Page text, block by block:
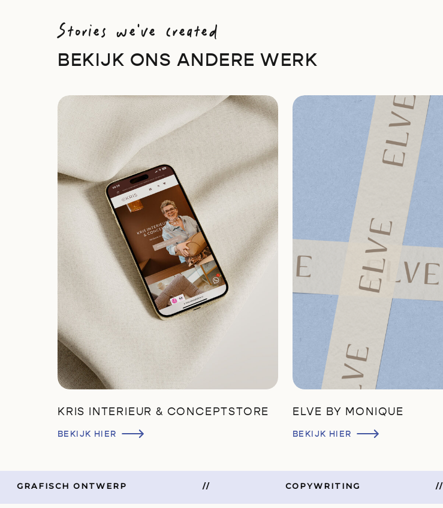
BEKIJK ONS ANDERE WERK
Stories we've created
BEKIJK HIER
KRIS INTERIEUR & CONCEPTSTORE
BEKIJK HIER
ELVE BY MONIQUE
ONTWERP COPYWRITING